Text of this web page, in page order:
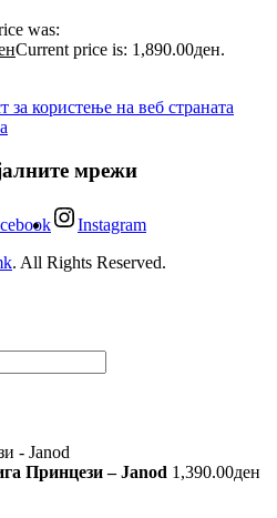
was:
Current price is: 1,890.00ден.
за користење на веб страната
мрежи
Instagram
. All Rights Reserved.
Принцези – Janod 1,390.00ден